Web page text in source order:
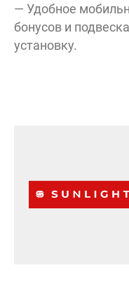
— Удобное
бонусов и
установку.